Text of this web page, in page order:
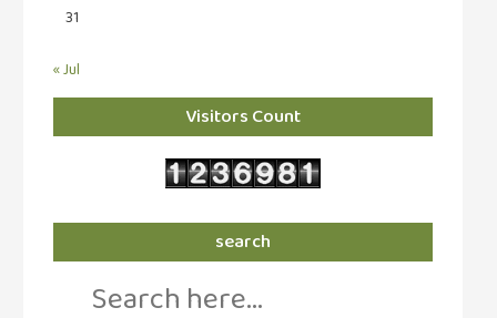
31
« Jul
Visitors Count
search
Search